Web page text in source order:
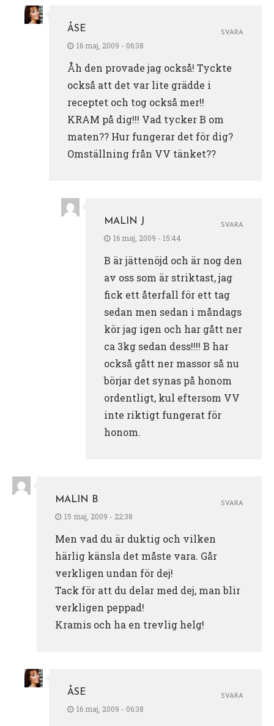
ÅSE
16 maj, 2009 - 06:38
Åh den provade jag också! Tyckte
också att det var lite grädde i
receptet och tog också mer!!
KRAM på dig!!! Vad tycker B om
maten?? Hur fungerar det för dig?
Omställning från VV tänket??
SVARA
MALIN J
16 maj, 2009 - 15:44
B är jättenöjd och är nog den
av oss som är striktast, jag
fick ett återfall för ett tag
sedan men sedan i måndags
kör jag igen och har gått ner
ca 3kg sedan dess!!!! B har
också gått ner massor så nu
börjar det synas på honom
ordentligt, kul eftersom VV
inte riktigt fungerat för
honom.
SVARA
MALIN B
15 maj, 2009 - 22:38
Men vad du är duktig och vilken
härlig känsla det måste vara. Går
verkligen undan för dej!
Tack för att du delar med dej, man blir
verkligen peppad!
Kramis och ha en trevlig helg!
SVARA
ÅSE
16 maj, 2009 - 06:38
SVARA